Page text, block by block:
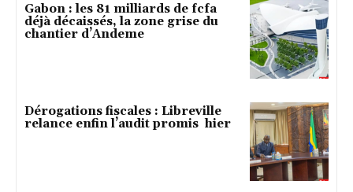
Gabon : les 81 milliards de fcfa
déjà décaissés, la zone grise du
chantier d’Andeme
Dérogations fiscales : Libreville
relance enfin l’audit promis hier